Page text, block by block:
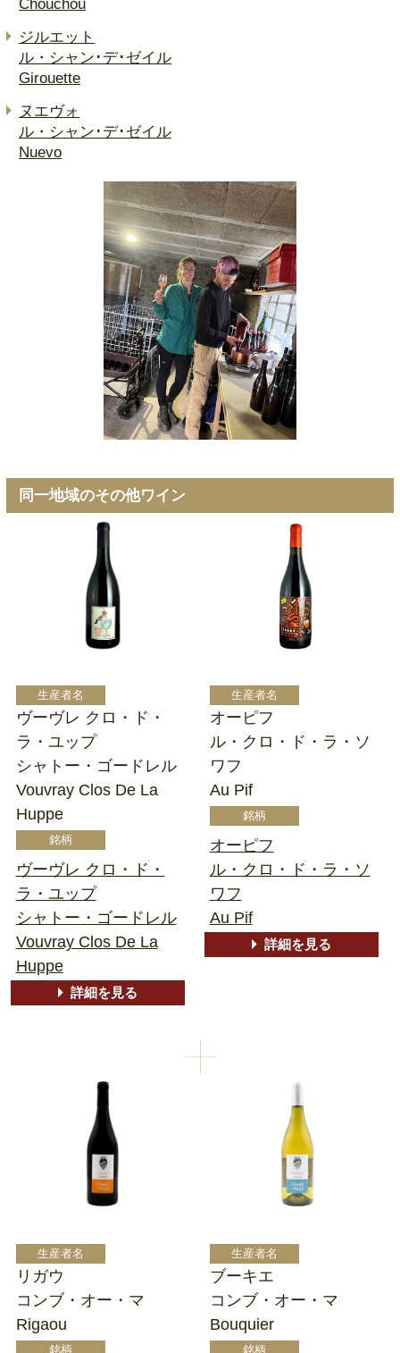
Chouchou
ジルエット
ル・シャン･デ･ゼイル
Girouette
ヌエヴォ
ル・シャン･デ･ゼイル
Nuevo
同一地域のその他ワイン
ヴーヴレ クロ・ド・
ラ・ユップ
シャトー・ゴードレル
Vouvray Clos De La
Huppe
ヴーヴレ クロ・ド・
ラ・ユップ
シャトー・ゴードレル
Vouvray Clos De La
Huppe
詳細を見る
オーピフ
ル・クロ・ド・ラ・ソ
ワフ
Au Pif
オーピフ
ル・クロ・ド・ラ・ソ
ワフ
Au Pif
詳細を見る
リガウ
コンブ・オー・マ
Rigaou
ブーキエ
コンブ・オー・マ
Bouquier